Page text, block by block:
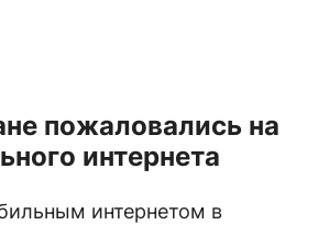
пожаловались на
интернета
интернетом в